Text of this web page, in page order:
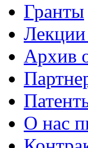
Гранты
Архив
О нас